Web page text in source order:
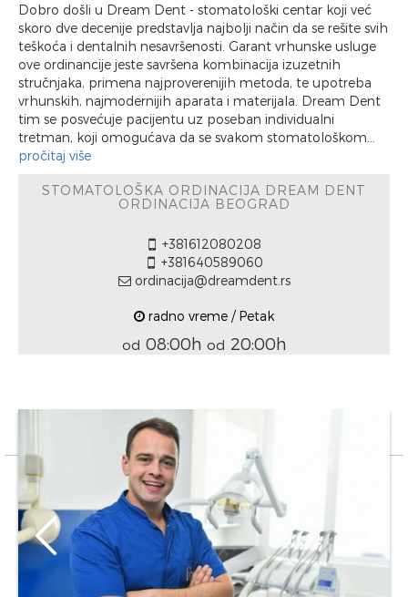
Dobro došli u Dream Dent - stomatološki centar koji već
skoro dve decenije predstavlja najbolji način da se rešite svih
teškoća i dentalnih nesavršenosti. Garant vrhunske usluge
ove ordinancije jeste savršena kombinacija izuzetnih
stručnjaka, primena najproverenijih metoda, te upotreba
vrhunskih, najmodernijih aparata i materijala. Dream Dent
tim se posvećuje pacijentu uz poseban individualni
tretman, koji omogućava da se svakom stomatološkom...
pročitaj više
STOMATOLOŠKA ORDINACIJA DREAM DENT
ORDINACIJA BEOGRAD
+381612080208
+381640589060
ordinacija@dreamdent.rs
radno vreme / Petak
od 08:00h od 20:00h